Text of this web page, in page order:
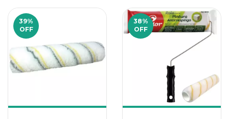
39%
OFF
38%
OFF